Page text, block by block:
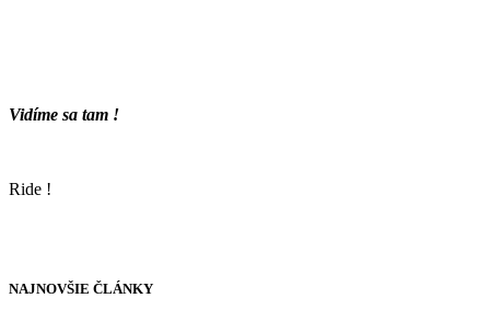
Vidíme sa tam !
Ride !
NAJNOVŠIE ČLÁNKY